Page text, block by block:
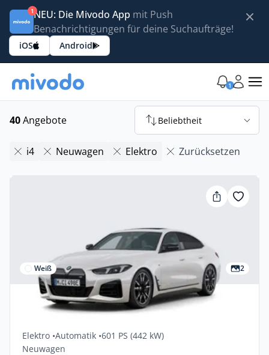
1NEU: Die Mivodo App mit Push
Benachrichtigungen für deine Suchaufträge!
iOS Android
1
40Angebote Beliebtheit
i4 Neuwagen Elektro Zurücksetzen
Weiß 2
Gewerbe & Privat
Elektro •Automatik •601 PS (442 kW)
Neuwagen